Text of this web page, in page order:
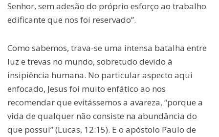
Senhor, sem adesão do próprio esforço ao trabalho
edificante que nos foi reservado”.
Como sabemos, trava-se uma intensa batalha entre
luz e trevas no mundo, sobretudo devido à
insipiência humana. No particular aspecto aqui
enfocado, Jesus foi muito enfático ao nos
recomendar que evitássemos a avareza, “porque a
vida de qualquer não consiste na abundância do
que possui” (Lucas, 12:15). E o apóstolo Paulo de